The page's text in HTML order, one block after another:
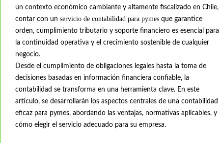
un contexto económico cambiante y altamente fiscalizado en Chile,
contar con un servicio de contabilidad para pymesque garantice
orden, cumplimiento tributario y soporte financiero es esencial para
la continuidad operativa y el crecimiento sostenible de cualquier
negocio.
Desde el cumplimiento de obligaciones legales hasta la toma de
decisiones basadas en información financiera confiable, la
contabilidad se transforma en una herramienta clave. En este
artículo, se desarrollarán los aspectos centrales de una contabilidad
eficaz para pymes, abordando las ventajas, normativas aplicables, y
cómo elegir el servicio adecuado para su empresa.